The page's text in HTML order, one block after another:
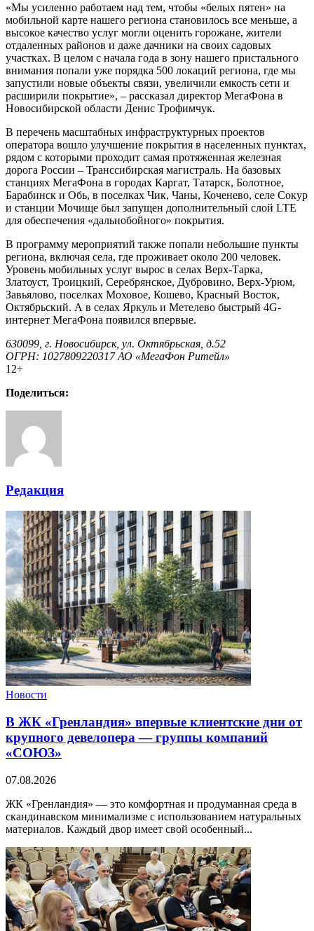
«Мы усиленно работаем над тем, чтобы «белых пятен» на
мобильной карте нашего региона становилось все меньше, а
высокое качество услуг могли оценить горожане, жители
отдаленных районов и даже дачники на своих садовых
участках. В целом с начала года в зону нашего пристального
внимания попали уже порядка 500 локаций региона, где мы
запустили новые объекты связи, увеличили емкость сети и
расширили покрытие», – рассказал директор МегаФона в
Новосибирской области Денис Трофимчук.
В перечень масштабных инфраструктурных проектов
оператора вошло улучшение покрытия в населенных пунктах,
рядом с которыми проходит самая протяженная железная
дорога России – Транссибирская магистраль. На базовых
станциях МегаФона в городах Каргат, Татарск, Болотное,
Барабинск и Обь, в поселках Чик, Чаны, Коченево, селе Сокур
и станции Мочище был запущен дополнительный слой LTE
для обеспечения «дальнобойного» покрытия.
В программу мероприятий также попали небольшие пункты
региона, включая села, где проживает около 200 человек.
Уровень мобильных услуг вырос в селах Верх-Тарка,
Златоуст, Троицкий, Серебрянское, Дубровино, Верх-Урюм,
Завьялово, поселках Моховое, Кошево, Красный Восток,
Октябрьский. А в селах Яркуль и Метелево быстрый 4G-
интернет МегаФона появился впервые.
630099, г. Новосибирск, ул. Октябрьская, д.52
ОГРН: 1027809220317 АО «МегаФон Ритейл»
12+
Поделиться:
Редакция
Новости
В ЖК «Гренландия» впервые клиентские дни от
крупного девелопера — группы компаний
«СОЮЗ»
07.08.2026
ЖК «Гренландия» — это комфортная и продуманная среда в
скандинавском минимализме с использованием натуральных
материалов. Каждый двор имеет свой особенный...